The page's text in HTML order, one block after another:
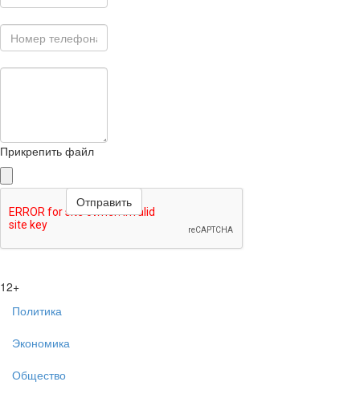
Прикрепить файл
12+
Политика
Экономика
Общество